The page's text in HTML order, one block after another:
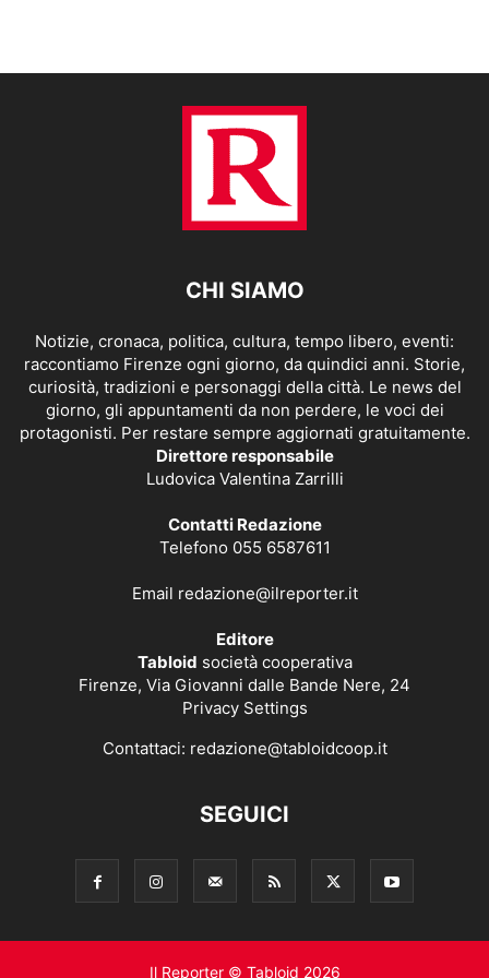
CHI SIAMO
Notizie, cronaca, politica, cultura, tempo libero, eventi:
raccontiamo Firenze ogni giorno, da quindici anni. Storie,
curiosità, tradizioni e personaggi della città. Le news del
giorno, gli appuntamenti da non perdere, le voci dei
protagonisti. Per restare sempre aggiornati gratuitamente.
Direttore responsabile
Ludovica Valentina Zarrilli
Contatti Redazione
Telefono 055 6587611
Email redazione@ilreporter.it
Editore
Tabloid società cooperativa
Firenze, Via Giovanni dalle Bande Nere, 24
Privacy Settings
Contattaci: redazione@tabloidcoop.it
SEGUICI
Il Reporter © Tabloid 2026